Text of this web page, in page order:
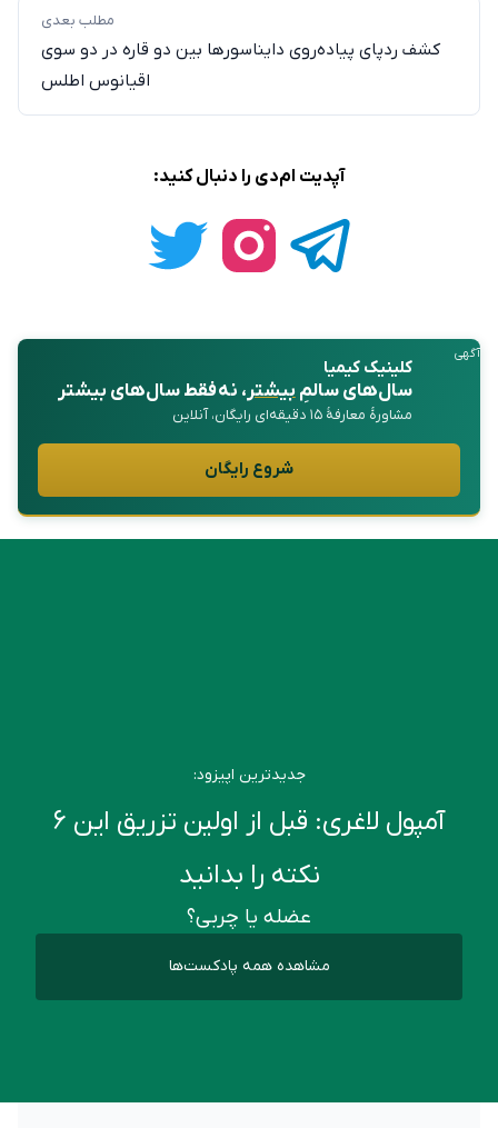
مطلب بعدی
کشف ردپای پیاده‌روی دایناسورها بین دو قاره در دو سوی
اقیانوس اطلس
آپدیت ام‌دی را دنبال کنید:
آگهی
کلینیک کیمیا
سال‌های سالمِبیشتر، نه فقط سال‌های بیشتر
مشاورهٔ معارفهٔ ۱۵ دقیقه‌ای رایگان، آنلاین
شروع رایگان
جدیدترین اپیزود:
آمپول لاغری: قبل از اولین تزریق این ۶
نکته را بدانید
عضله یا چربی؟
مشاهده همه پادکست‌ها